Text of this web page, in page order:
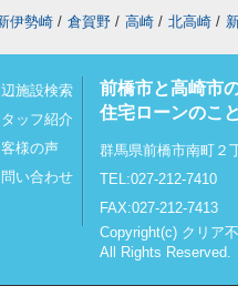
伊勢崎 / 倉賀野 / 高崎 / 北高崎 /
施設検索
ッフ紹介
様の声
い合わせ
前橋市と高崎市
住宅ローンのこ
群馬県前橋市南町２
TEL:027-212-7410
FAX:027-212-7413
Copyright(c) クリア
All Rights Reserved.